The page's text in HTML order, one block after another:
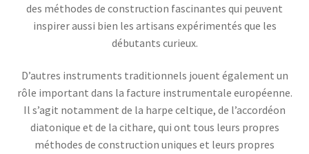
des méthodes de construction fascinantes qui peuvent
inspirer aussi bien les artisans expérimentés que les
débutants curieux.
D’autres instruments traditionnels jouent également un
rôle important dans la facture instrumentale européenne.
Il s’agit notamment de la harpe celtique, de l’accordéon
diatonique et de la cithare, qui ont tous leurs propres
méthodes de construction uniques et leurs propres